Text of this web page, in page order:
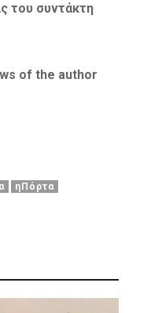
του συντάκτη
of the author
ηΠόρτα